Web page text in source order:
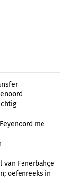
me
van Fenerbahçe
oefenreeks in